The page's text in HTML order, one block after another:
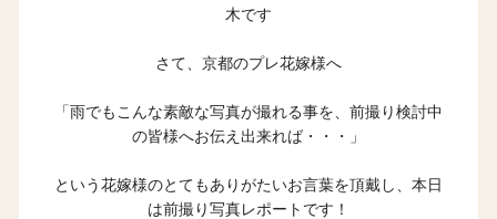
木です
さて、京都のプレ花嫁様へ
「雨でもこんな素敵な写真が撮れる事を、前撮り検討中
の皆様へお伝え出来れば・・・」
という花嫁様のとてもありがたいお言葉を頂戴し、本日
は前撮り写真レポートです！